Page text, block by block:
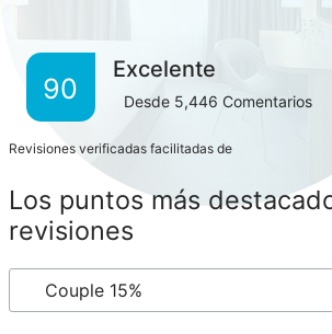
90
Excelente
Desde 5,446 Comentarios
Revisiones verificadas facilitadas de
Los puntos más
revisiones